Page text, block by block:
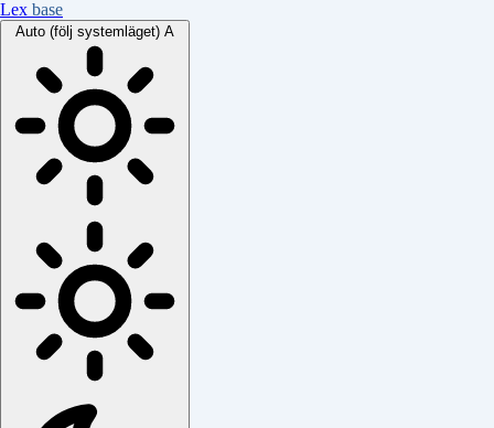
Lex base
Auto (följ systemläget) A